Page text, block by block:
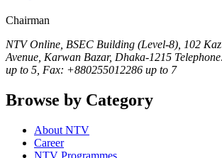
Chairman
NTV Online, BSEC Building (Level-8), 102
Avenue, Karwan Bazar, Dhaka-1215
up to 5, Fax: +880255012286 up to 7
Browse by Category
About NTV
Career
NTV Programmes